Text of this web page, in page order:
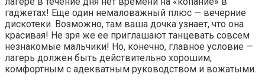
гаджетах! Еще один немаловажный плюс — вечерние
дискотеки. Возможно, там ваша дочка узнает, что она
красивая! Не зря же ее приглашают танцевать совсем
незнакомые мальчики! Но, конечно, главное условие —
лагерь должен быть действительно хорошим,
комфортным с адекватным руководством и вожатыми.